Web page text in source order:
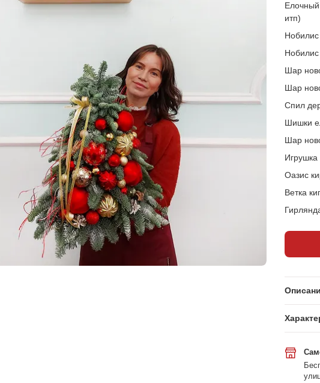
Елочный
итп)
Шар
Шар
Спил
Шишки
Шар
Игрушка
Оазис
Ветка